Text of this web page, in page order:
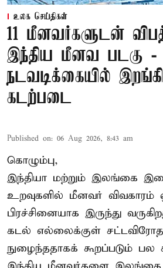
உலக செய்திகள்
11 மீனவர்களுடன்
இந்திய மீனவ படகு -
நடவடிக்கையில்
கடற்படை
Published on: 06 Aug 2026, 8:43 am
கொழும்பு,
இந்தியா மற்றும் இலங்கை
உறவுகளில் மீனவர் விவகாரம்
பிரச்சினையாக இருந்து
கடல் எல்லைக்குள்
நுழைந்ததாகக் கூறப்படும்